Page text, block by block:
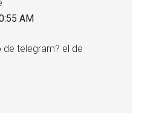
AM
de telegram? el de